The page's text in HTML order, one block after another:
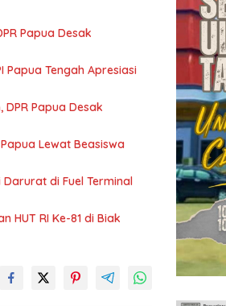
Papua Desak
Papua Tengah Apresiasi
Papua Desak
Lewat Beasiswa
di Fuel Terminal
HUT RI Ke-81 di Biak